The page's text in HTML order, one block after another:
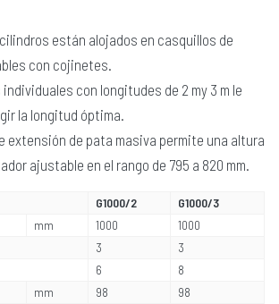
están alojados en casquillos de
con cojinetes.
con longitudes de 2 my 3 m le
la longitud óptima.
extensión de pata masiva permite una altura
ajustable en el rango de 795 a 820 mm.
G1000/2
G1000/3
mm 1000
1000
3
3
6
8
mm 98
98